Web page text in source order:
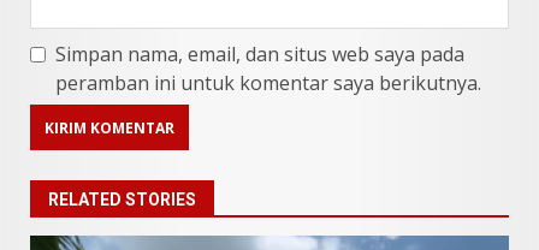
Simpan nama, email, dan situs web saya pada
peramban ini untuk komentar saya berikutnya.
RELATED STORIES